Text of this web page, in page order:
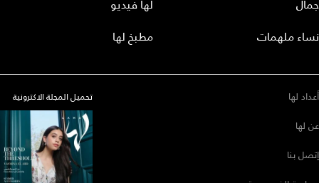
جمال
نساء ملهمات
لها فيديو
مطبخ لها
أعداد لها
عن لها
إتصل بنا
تحميل المجلة الاكترونية